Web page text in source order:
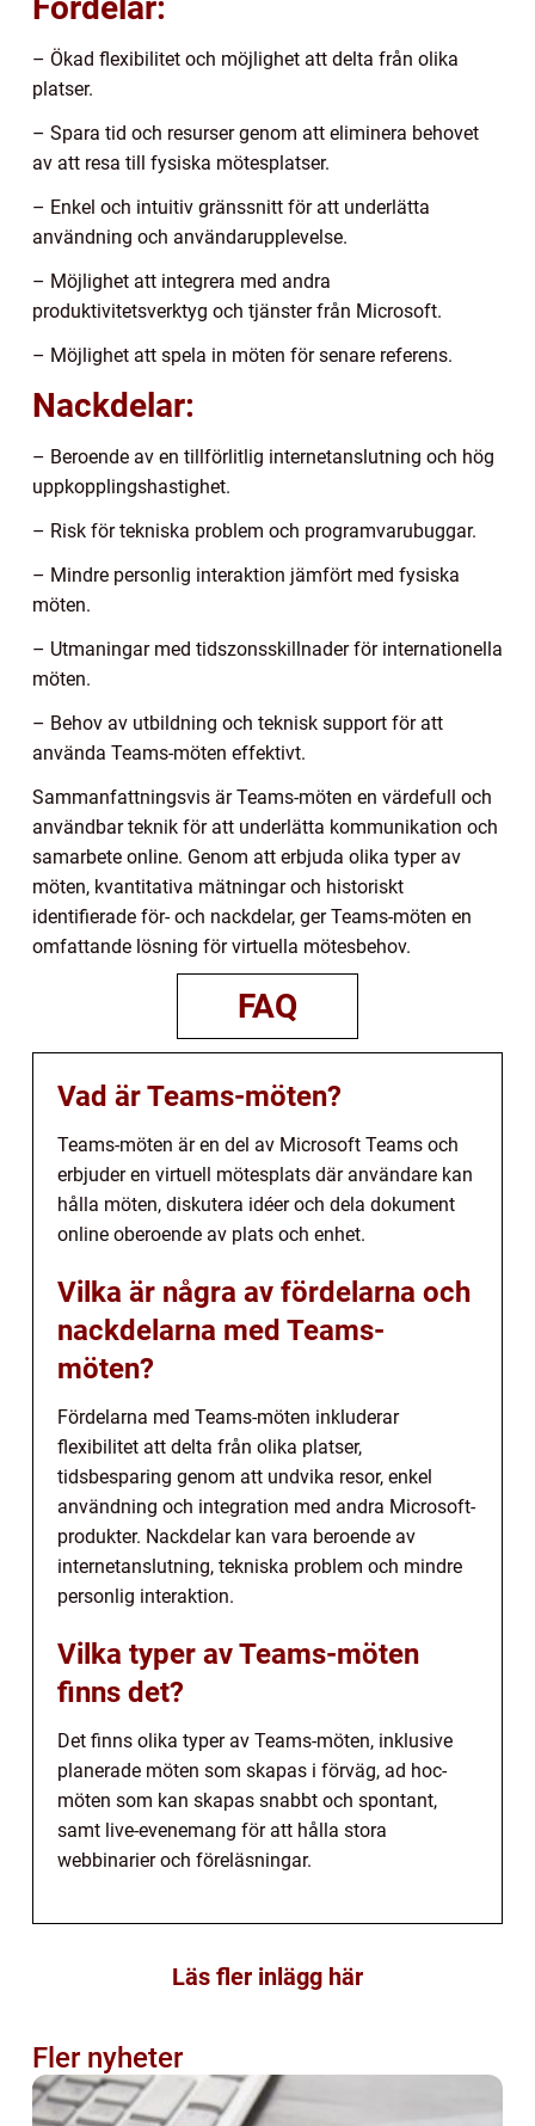
– Ökad flexibilitet och möjlighet att delta från olika
platser.
– Spara tid och resurser genom att eliminera behovet
av att resa till fysiska mötesplatser.
– Enkel och intuitiv gränssnitt för att underlätta
användning och användarupplevelse.
– Möjlighet att integrera med andra
produktivitetsverktyg och tjänster från Microsoft.
– Möjlighet att spela in möten för senare referens.
Nackdelar:
– Beroende av en tillförlitlig internetanslutning och hög
uppkopplingshastighet.
– Risk för tekniska problem och programvarubuggar.
– Mindre personlig interaktion jämfört med fysiska
möten.
– Utmaningar med tidszonsskillnader för internationella
möten.
– Behov av utbildning och teknisk support för att
använda Teams-möten effektivt.
Sammanfattningsvis är Teams-möten en värdefull och
användbar teknik för att underlätta kommunikation och
samarbete online. Genom att erbjuda olika typer av
möten, kvantitativa mätningar och historiskt
identifierade för- och nackdelar, ger Teams-möten en
omfattande lösning för virtuella mötesbehov.
FAQ
Vad är Teams-möten?
Teams-möten är en del av Microsoft Teams och
erbjuder en virtuell mötesplats där användare kan
hålla möten, diskutera idéer och dela dokument
online oberoende av plats och enhet.
Vilka är några av fördelarna och
nackdelarna med Teams-
möten?
Fördelarna med Teams-möten inkluderar
flexibilitet att delta från olika platser,
tidsbesparing genom att undvika resor, enkel
användning och integration med andra Microsoft-
produkter. Nackdelar kan vara beroende av
internetanslutning, tekniska problem och mindre
personlig interaktion.
Vilka typer av Teams-möten
finns det?
Det finns olika typer av Teams-möten, inklusive
planerade möten som skapas i förväg, ad hoc-
möten som kan skapas snabbt och spontant,
samt live-evenemang för att hålla stora
webbinarier och föreläsningar.
Läs fler inlägg här
Fler nyheter